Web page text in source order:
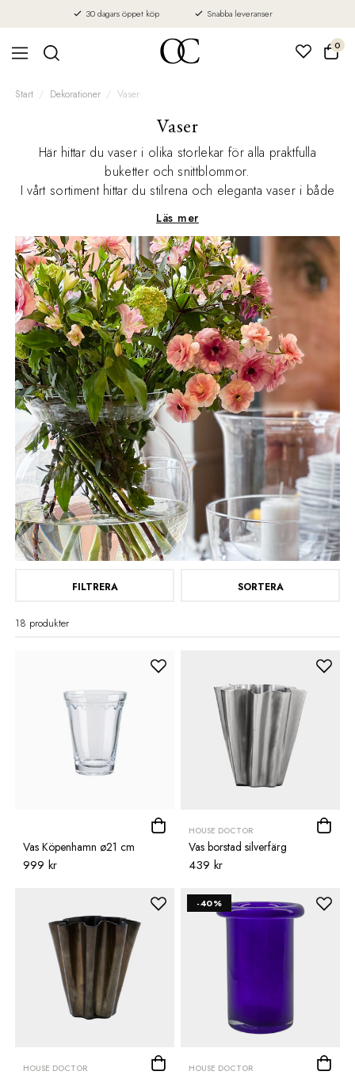
30 dagars öppet köp Snabba leveranser
0
Start Dekorationer Vaser
Vaser
Här hittar du vaser i olika storlekar för alla praktfulla
buketter och snittblommor.
I vårt sortiment hittar du stilrena och eleganta vaser i både
klarglas och vackra färger.
Läs mer
FILTRERA SORTERA
18 produkter
Vas Köpenhamn ø21 cm
999 kr
HOUSE DOCTOR
Vas borstad silverfärg
439 kr
HOUSE DOCTOR
-40%
HOUSE DOCTOR